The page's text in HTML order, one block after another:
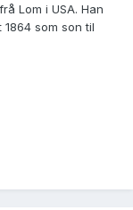
Lom i USA. Han
som son til
Han utvandra